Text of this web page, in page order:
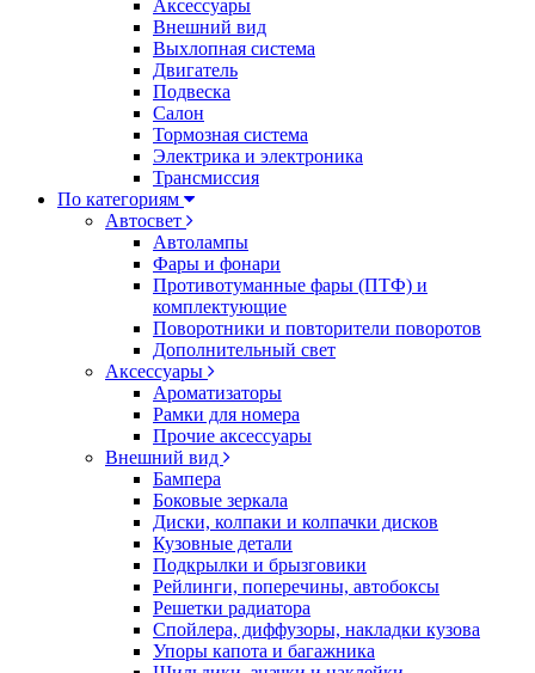
Аксессуары
Внешний вид
Выхлопная система
Двигатель
Подвеска
Салон
Тормозная система
Электрика и электроника
Трансмиссия
По категориям
Автосвет
Автолампы
Фары и фонари
Противотуманные фары (ПТФ) и
комплектующие
Поворотники и повторители поворотов
Дополнительный свет
Аксессуары
Ароматизаторы
Рамки для номера
Прочие аксессуары
Внешний вид
Бампера
Боковые зеркала
Диски, колпаки и колпачки дисков
Кузовные детали
Подкрылки и брызговики
Рейлинги, поперечины, автобоксы
Решетки радиатора
Спойлера, диффузоры, накладки кузова
Упоры капота и багажника